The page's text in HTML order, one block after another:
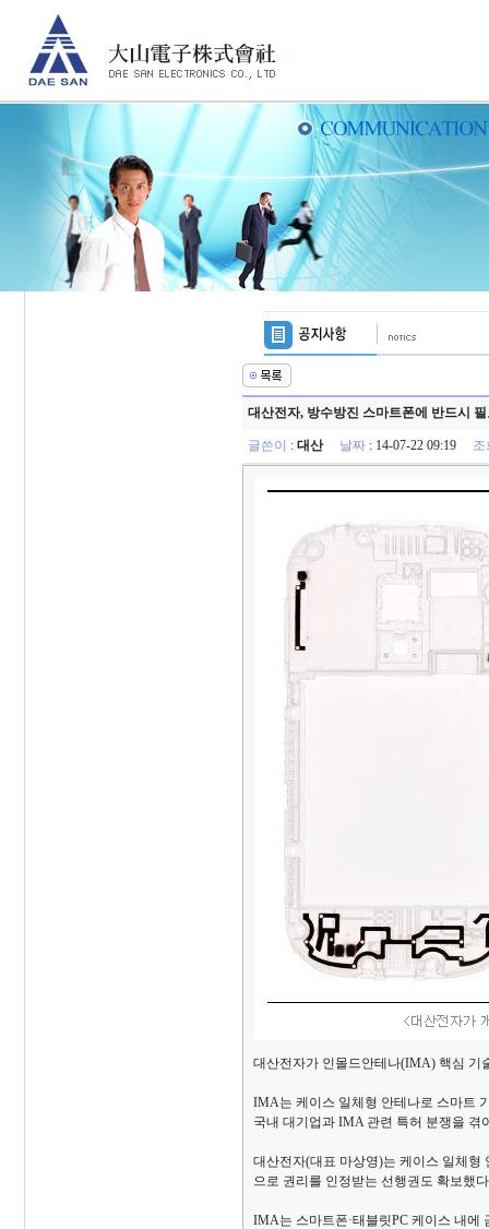
대산전자, 방수방진 스마트폰에 반드시
글쓴이 :대산 날짜 : 14-07-22 09:19 조
대산전자가 인몰드안테나(IMA) 핵심 기
IMA는 케이스 일체형 안테나로 스마트
국내 대기업과 IMA 관련 특허 분쟁을 겪
대산전자(대표 마상영)는 케이스 일체
으로 권리를 인정받는 선행권도 확보했
IMA는 스마트폰·태블릿PC 케이스 내